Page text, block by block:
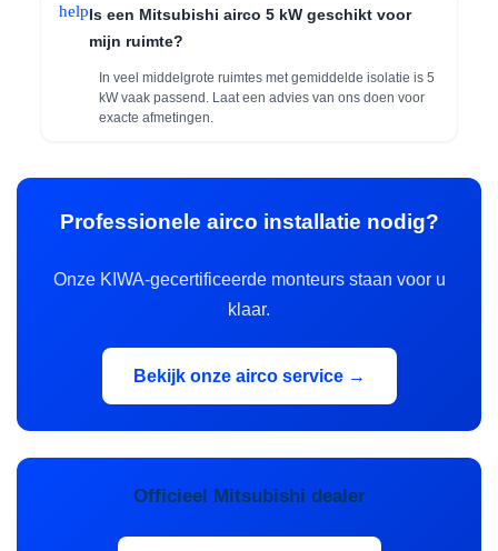
helpIs een Mitsubishi airco 5 kW geschikt voor
mijn ruimte?
In veel middelgrote ruimtes met gemiddelde isolatie is 5
kW vaak passend. Laat een advies van ons doen voor
exacte afmetingen.
Professionele airco installatie nodig?
Onze KIWA-gecertificeerde monteurs staan voor u
klaar.
Bekijk onze airco service →
Officieel Mitsubishi dealer